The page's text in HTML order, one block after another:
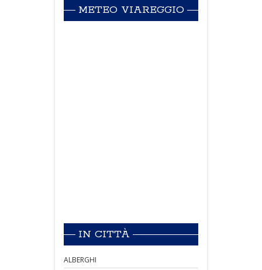
METEO VIAREGGIO
IN CITTÀ
ALBERGHI